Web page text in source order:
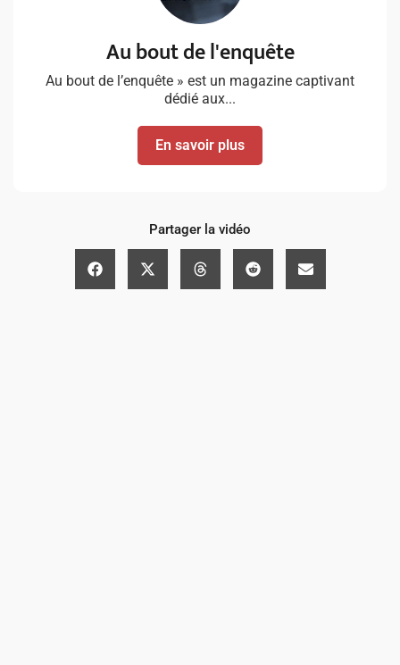
Au bout de l'enquête
Au bout de l’enquête » est un magazine captivant
dédié aux...
En savoir plus
Partager la vidéo